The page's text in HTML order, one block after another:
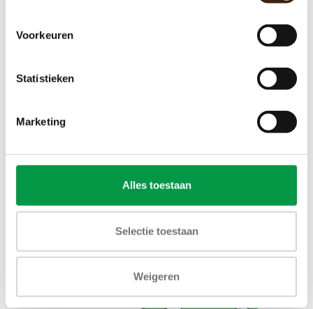
Voorkeuren
Statistieken
Marketing
Alles toestaan
Selectie toestaan
Weigeren